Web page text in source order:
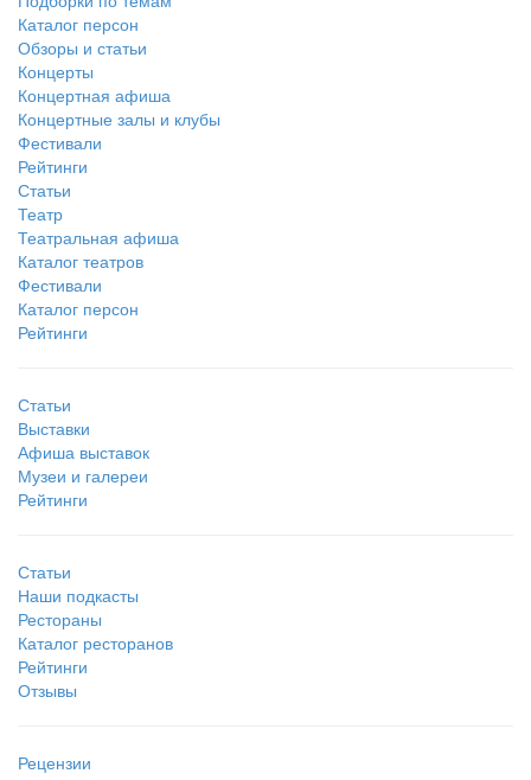
Каталог персон
Обзоры и статьи
Концерты
Концертная афиша
Концертные залы и клубы
Фестивали
Рейтинги
Статьи
Театр
Театральная афиша
Каталог театров
Фестивали
Каталог персон
Рейтинги
Статьи
Выставки
Афиша выставок
Музеи и галереи
Рейтинги
Статьи
Наши подкасты
Рестораны
Каталог ресторанов
Рейтинги
Отзывы
Рецензии